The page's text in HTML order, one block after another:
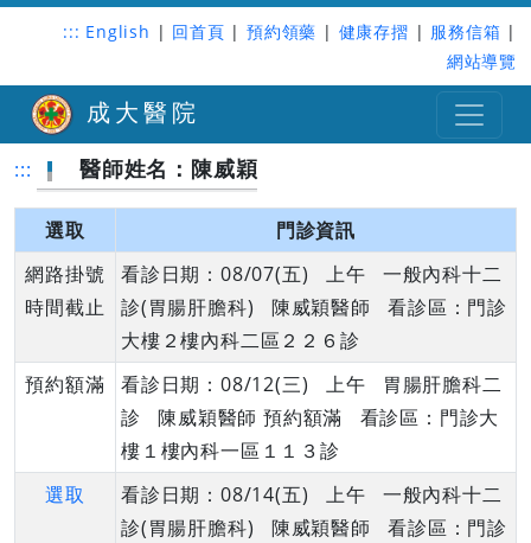
::: English | 回首頁 | 預約領藥 | 健康存摺 | 服務信箱 |
網站導覽
成大醫院
::: 醫師姓名：陳威穎
選取
門診資訊
網路掛號
時間截止
看診日期：08/07(五) 上午 一般內科十二
診(胃腸肝膽科) 陳威穎醫師 看診區：門診
大樓２樓內科二區２２６診
預約額滿
看診日期：08/12(三) 上午 胃腸肝膽科二
診 陳威穎醫師 預約額滿 看診區：門診大
樓１樓內科一區１１３診
選取
看診日期：08/14(五) 上午 一般內科十二
診(胃腸肝膽科) 陳威穎醫師 看診區：門診